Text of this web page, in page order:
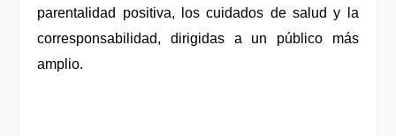
parentalidad positiva, los cuidados de salud y la
corresponsabilidad, dirigidas a un público más
amplio.